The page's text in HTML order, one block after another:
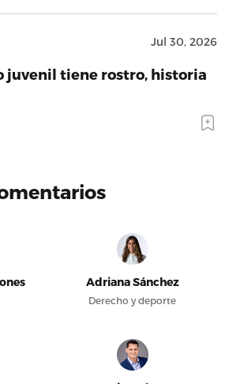
Jul 30, 2026
juvenil tiene rostro, historia
Adriana Sánchez
Derecho y deporte